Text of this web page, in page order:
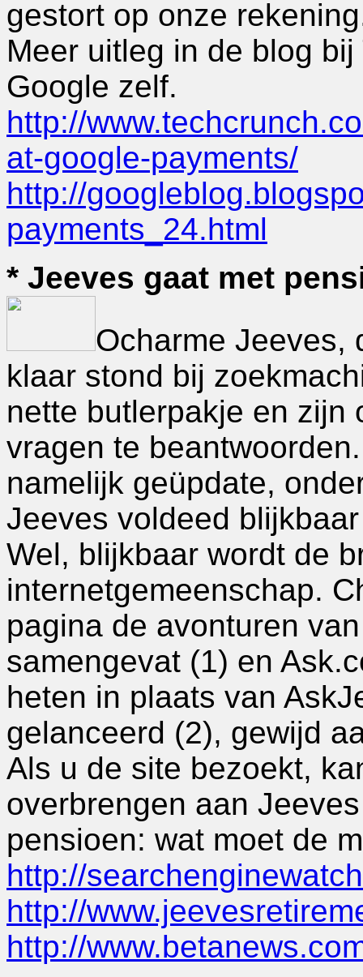
gestort op onze
Meer uitleg in de blog
Google zelf.
http://
at-google-payments/
http://
payments_24.html
* Jeeves gaat met
Ocharme Jeeves,
klaar stond bij
nette butlerpakje en zijn
vragen te
namelijk geüpdate,
Jeeves voldeed
Wel, blijkbaar wordt de
internetgemeenschap.
pagina de avonturen
samengevat (1) en
heten in plaats van
gelanceerd (2), gewijd
Als u de site bezoekt,
overbrengen aan
pensioen: wat moet de
http://
http://
http://